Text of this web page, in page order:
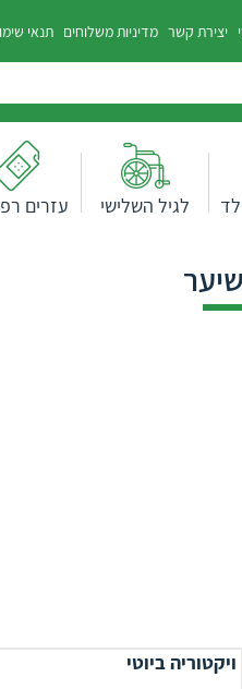
יצירת קשר מדיניות משלוחים תנאי
לגיל השלישי עזרים
ויקטוריה ביוטי